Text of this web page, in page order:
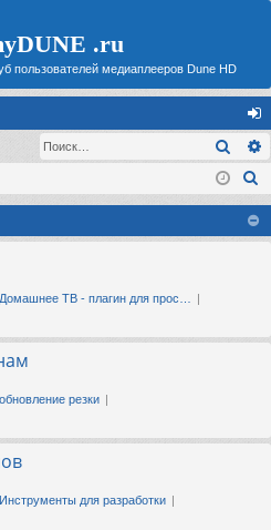
.ru
пользователей медиаплееров Dune HD
хо
д
Домашнее ТВ - плагин для прос…
обновление резки
Инструменты для разработки